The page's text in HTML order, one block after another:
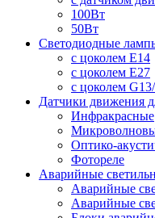
100Вт
50Вт
Светодиодные
с цоколем E14
с цоколем E27
с цоколем
Датчики движения
Инфракрасные
Оптико-
Фотореле
Аварийные
Аварийные
Аварийные